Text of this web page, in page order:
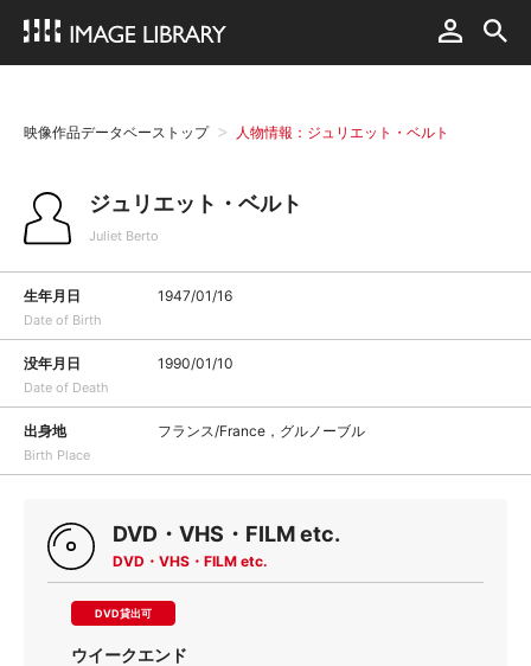
映像作品データベーストップ 人物情報：ジュリエット・ベルト
ジュリエット・ベルト
Juliet Berto
生年月日
Date of Birth
1947/01/16
没年月日
Date of Death
1990/01/10
出身地
Birth Place
フランス/France，グルノーブル
DVD・VHS・FILM etc.
DVD・VHS・FILM etc.
DVD貸出可
ウイークエンド